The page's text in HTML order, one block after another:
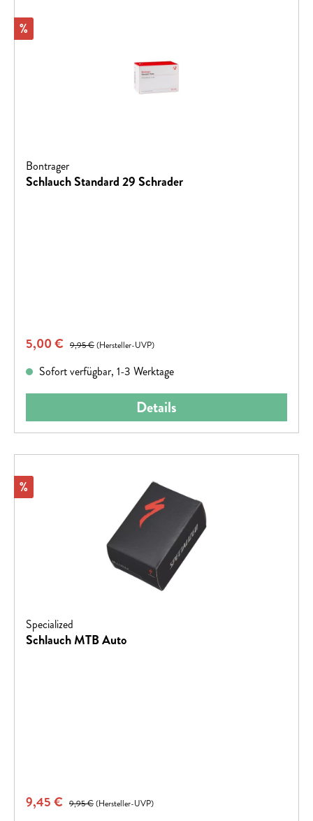
Rabatt
%
Bontrager
Schlauch Standard 29 Schrader
Verkaufspreis:
5,00 € Regulärer Preis:
9,95 €(Hersteller-UVP)
Sofort verfügbar, 1-3 Werktage
Details
Rabatt
%
Specialized
Schlauch MTB Auto
Verkaufspreis:
9,45 € Regulärer Preis:
9,95 €(Hersteller-UVP)